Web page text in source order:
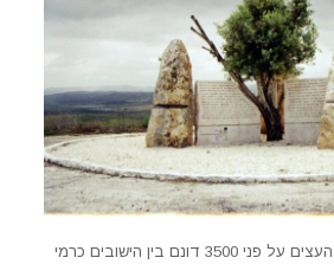
יער המגינים משתרע לי העצים על פני 3500 דונם בין הישובים כרמי